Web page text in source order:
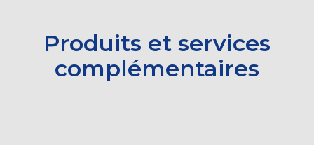
Produits et services
complémentaires